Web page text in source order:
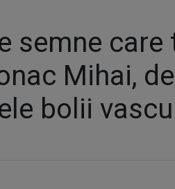
semne
Mihai,
bolii